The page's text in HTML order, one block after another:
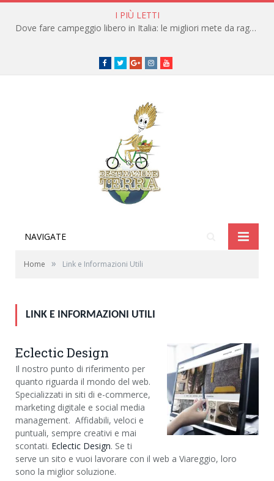
I PIÙ LETTI
Dove fare campeggio libero in Italia: le migliori mete da raggiungere in traghetto
Facebook
TwitterGoogle+instagramyoutube
NAVIGATE
Home » Link e Informazioni Utili
LINK E INFORMAZIONI UTILI
Eclectic Design
Il nostro punto di riferimento per
quanto riguarda il mondo del web.
Specializzati in siti di e-commerce,
marketing digitale e social media
management. Affidabili, veloci e
puntuali, sempre creativi e mai
scontati. Eclectic Design. Se ti
serve un sito e vuoi lavorare con il web a Viareggio, loro
sono la miglior soluzione.